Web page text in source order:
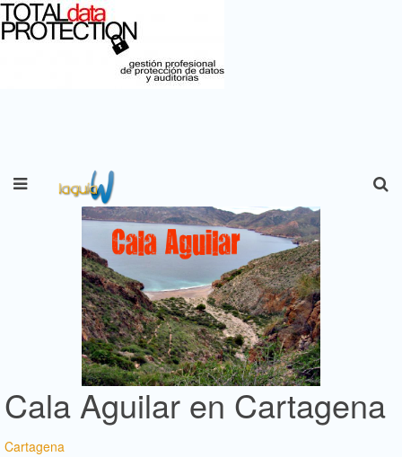
Cala Aguilar en Cartagena
Cartagena